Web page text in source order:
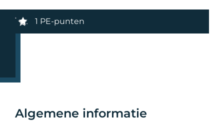
1 PE-punten
Algemene informatie